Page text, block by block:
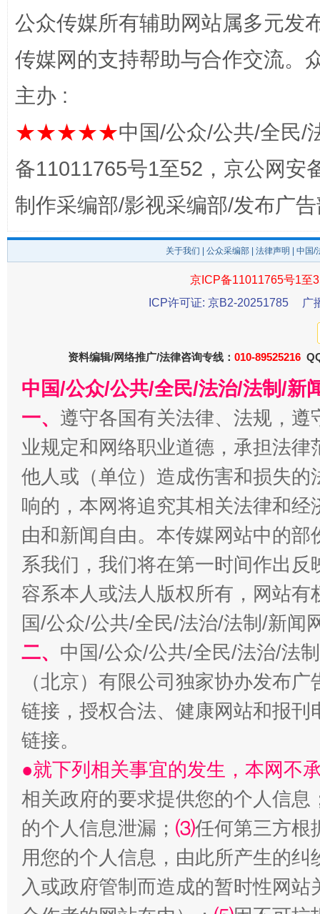
从幼
全民健身五年计划来了！等你上场
阿坝州三大球赛在茂县开幕 规模
公众传媒所有辅助网站属多元发
传媒网的支持帮助与合作交流。
主办 :
★★★★★中国/公众/公共/全民/
备11011765号1至52，京公网安
制作采编部/影视采编部/发布广
关于我们 公众采编部 法律声明 | 中国
京ICP备11011765号1至
ICP许可证: 京B2-20251785
广
资料编辑/网络推广/法律咨询专线： 010-89525216
中国/公众/公共/全民/法治/法制/新
一、 遵守各国有关法律、法规，
业规定和网络职业道德，承担法
他人或（单位）造成伤害和损失
响的，本网将追究其相关法律和
由和新闻自由。本传媒网站中的
系我们，我们将在第一时间作出
容系本人或法人版权所有，网站
国/公众/公共/全民/法治/法制/新闻
二、 中国/公众/公共/全民/法治/法
（北京）有限公司独家协办发布
链接，授权合法、健康网站和报
链接。
●就下列相关事宜的发生，本网不
相关政府的要求提供您的个人信息
的个人信息泄漏； ⑶任何第三方根
用您的个人信息，由此所产生的纠
入或政府管制而造成的暂时性网